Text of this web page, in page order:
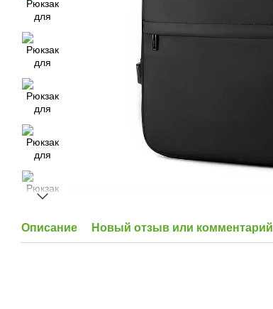
Описание Новый отзыв или комментарий